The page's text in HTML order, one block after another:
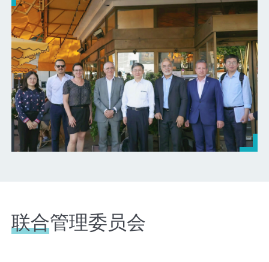
联合管理委员会